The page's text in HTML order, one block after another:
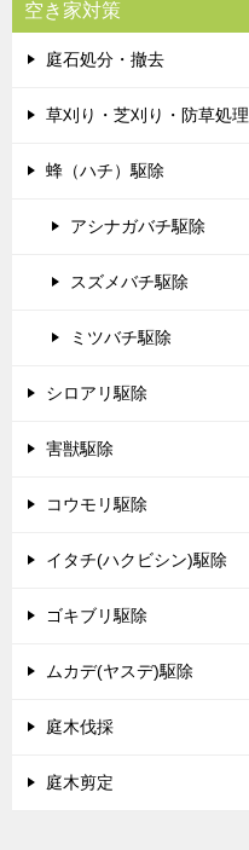
空き家対策
庭石処分・撤去
草刈り・芝刈り・防草処理
蜂（ハチ）駆除
アシナガバチ駆除
スズメバチ駆除
ミツバチ駆除
シロアリ駆除
害獣駆除
コウモリ駆除
イタチ(ハクビシン)駆除
ゴキブリ駆除
ムカデ(ヤスデ)駆除
庭木伐採
庭木剪定